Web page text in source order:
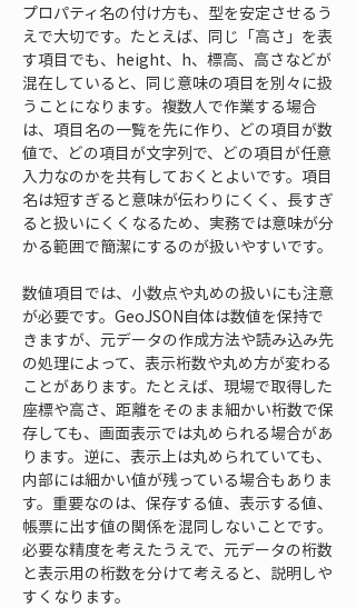
プロパティ名の付け方も、型を安定させるう
えで大切です。たとえば、同じ「高さ」を表
す項目でも、height、h、標高、高さなどが
混在していると、同じ意味の項目を別々に扱
うことになります。複数人で作業する場合
は、項目名の一覧を先に作り、どの項目が数
値で、どの項目が文字列で、どの項目が任意
入力なのかを共有しておくとよいです。項目
名は短すぎると意味が伝わりにくく、長すぎ
ると扱いにくくなるため、実務では意味が分
かる範囲で簡潔にするのが扱いやすいです。
数値項目では、小数点や丸めの扱いにも注意
が必要です。GeoJSON自体は数値を保持で
きますが、元データの作成方法や読み込み先
の処理によって、表示桁数や丸め方が変わる
ことがあります。たとえば、現場で取得した
座標や高さ、距離をそのまま細かい桁数で保
存しても、画面表示では丸められる場合があ
ります。逆に、表示上は丸められていても、
内部には細かい値が残っている場合もありま
す。重要なのは、保存する値、表示する値、
帳票に出す値の関係を混同しないことです。
必要な精度を考えたうえで、元データの桁数
と表示用の桁数を分けて考えると、説明しや
すくなります。